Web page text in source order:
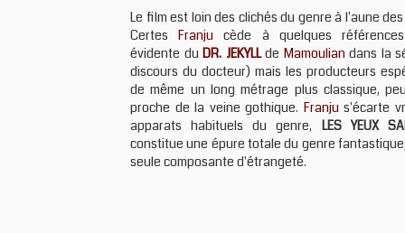
Le film est loin des clichés du genre à l'aune
CertesFranju cède à quelques
évidente duDR. JEKYLLde Mamoulian dans la
discours du docteur) mais les producteurs
de même un long métrage plus classique,
proche de la veine gothique. Franju s'écarte
apparats habituels du genre, LES YEUX
constitue une épure totale du genre
seule composante d'étrangeté.